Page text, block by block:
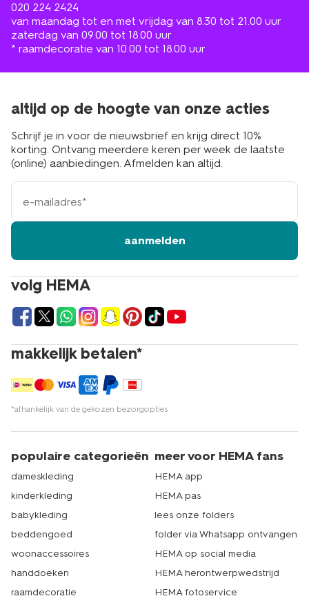
020 224 2424
van maandag tot en met vrijdag van 8.30 tot 21.00 uur
zaterdag van 09.00 tot 18.00 uur
* raamdecoratie van 10.00 tot 18.00 uur
volg HEMA
makkelijk betalen*
*afhankelijk van de gekozen bezorgopties
altijd op de hoogte van onze acties
Schrijf je in voor de nieuwsbrief en krijg direct 10%
korting. Ontvang meerdere keren per week de laatste
(online) aanbiedingen. Afmelden kan altijd.
e-
mailadres
aanmelden
populaire categorieën
dameskleding
kinderkleding
babykleding
beddengoed
woonaccessoires
handdoeken
raamdecoratie
meer voor HEMA fans
HEMA app
HEMA pas
lees onze folders
folder via Whatsapp ontvangen
HEMA op social media
HEMA herontwerpwedstrijd
HEMA fotoservice